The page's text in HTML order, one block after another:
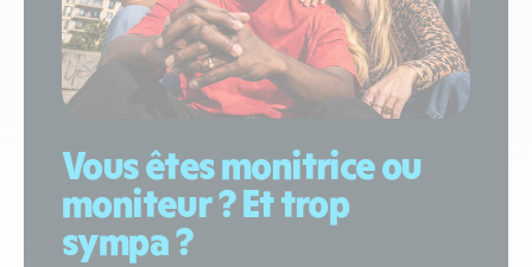
Vous êtes monitrice ou
moniteur ? Et trop
sympa ?